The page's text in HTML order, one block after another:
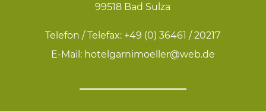
99518 Bad Sulza
Telefon / Telefax: +49 (0) 36461 / 20217
E-Mail: hotelgarnimoeller@web.de